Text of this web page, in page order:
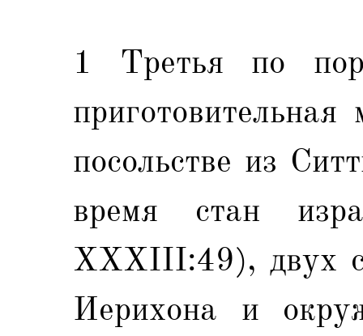
1 Третья по
посольстве из
время стан
XXXIII:49), двух
Иерихона и